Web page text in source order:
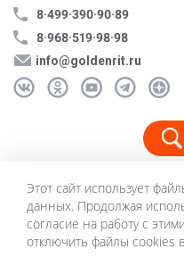
8·499·390·90·89
8·968·519·98·98
info@goldenrit.ru
© ООО
Политика
Этот сайт использует
данных. Продолжая
согласие на работу с
отключить файлы cookies